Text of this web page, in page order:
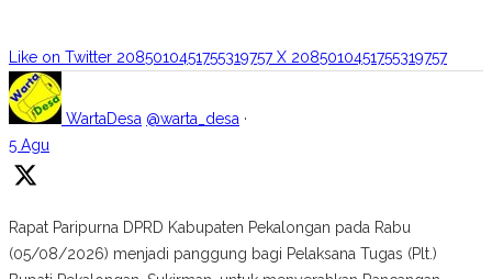
Like on Twitter 2085010451755319757 X 2085010451755319757
WartaDesa @warta_desa ·
5 Agu
Rapat Paripurna DPRD Kabupaten Pekalongan pada Rabu
(05/08/2026) menjadi panggung bagi Pelaksana Tugas (Plt.)